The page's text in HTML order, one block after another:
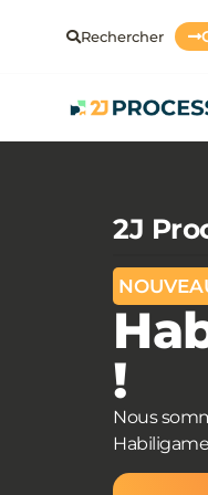
Rechercher
2J
!
Nous